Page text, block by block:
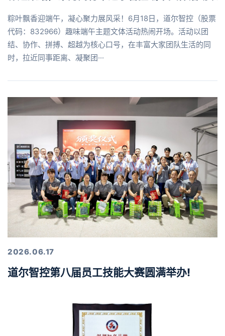
粽叶飘香迎端午，凝心聚力展风采！6月18日，道尔智控（股票
代码：832966）趣味端午主题文体活动热闹开场。活动以团
结、协作、拼搏、超越为核心口号，在丰富大家团队生活的同
时，拉近同事距离、凝聚团···
2026.06.17
道尔智控第八届员工技能大赛圆满举办!